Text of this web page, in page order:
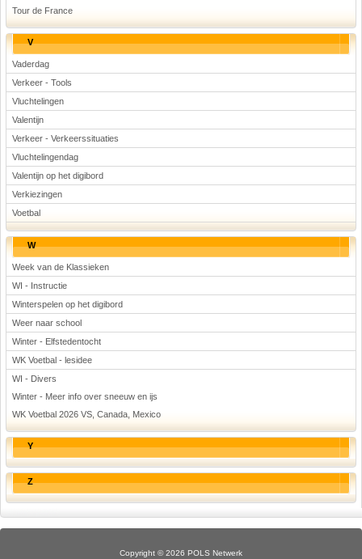
Tour de France
V
Vaderdag
Verkeer - Tools
Vluchtelingen
Valentijn
Verkeer - Verkeerssituaties
Vluchtelingendag
Valentijn op het digibord
Verkiezingen
Voetbal
W
Week van de Klassieken
WI - Instructie
Winterspelen op het digibord
Weer naar school
Winter - Elfstedentocht
WK Voetbal - lesidee
WI - Divers
Winter - Meer info over sneeuw en ijs
WK Voetbal 2026 VS, Canada, Mexico
Y
Z
Copyright © 2026 POLS Netwerk